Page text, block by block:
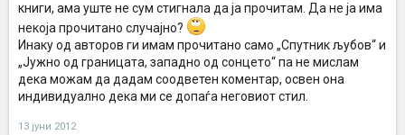
книги, ама уште не сум стигнала да ја прочитам. Да не ја има
некоја прочитано случајно?
Инаку од авторов ги имам прочитано само „Спутник љубов“ и
„Јужно од границата, западно од сонцето“ па не мислам
дека можам да дадам соодветен коментар, освен она
индивидуално дека ми се допаѓа неговиот стил.
13 јуни 2012